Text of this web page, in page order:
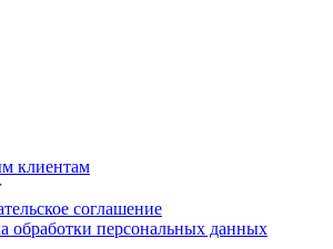
клиентам
соглашение
обработки персональных данных